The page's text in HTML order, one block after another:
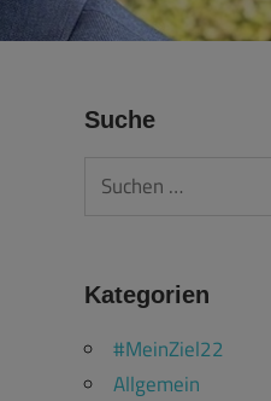
Suche
Suchen
Kategorien
#MeinZiel22
Allgemein